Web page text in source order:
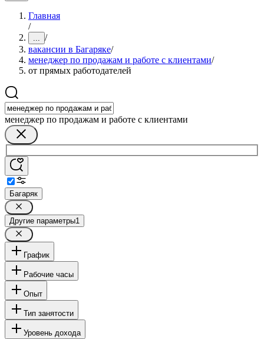
Главная
/
... /
вакансии в Багаряке/
менеджер по продажам и работе с клиентами/
от прямых работодателей
менеджер по продажам и работе с клиентами
Багаряк
Другие параметры1
График
Рабочие часы
Опыт
Тип занятости
Уровень дохода